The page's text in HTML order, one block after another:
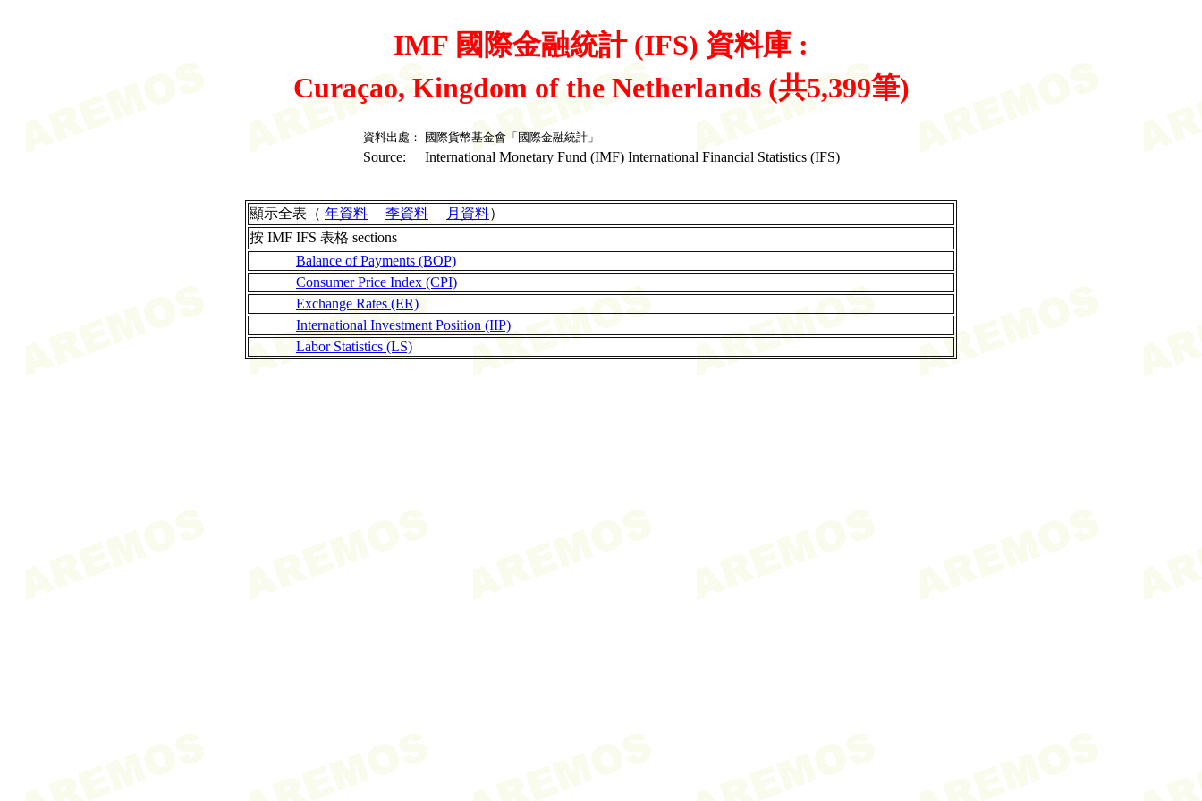
IMF 國際金融統計 (IFS) 資料庫 :
Curaçao, Kingdom of the Netherlands (共5,399筆)
資料出處： 國際貨幣基金會「國際金融統計」
Source: International Monetary Fund (IMF) International Financial Statistics (IFS)
顯示全表（ 年資料 季資料 月資料）
按 IMF IFS 表格 sections
Balance of Payments (BOP)
Consumer Price Index (CPI)
Exchange Rates (ER)
International Investment Position (IIP)
Labor Statistics (LS)